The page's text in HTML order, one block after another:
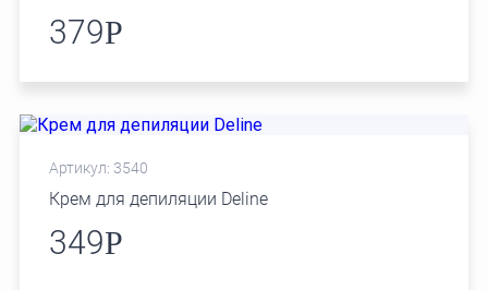
379Р
Артикул: 3540
Крем для депиляции Deline
349Р